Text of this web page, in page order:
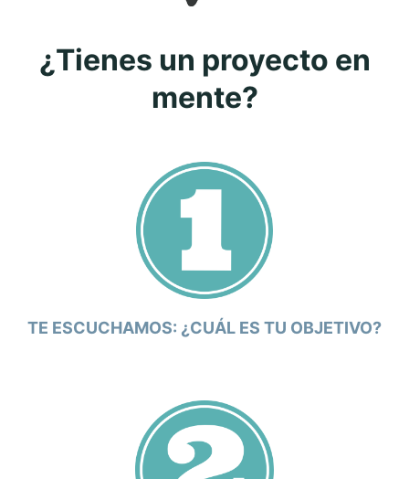
¿Tienes un proyecto en
mente?
TE ESCUCHAMOS: ¿CUÁL ES TU OBJETIVO?